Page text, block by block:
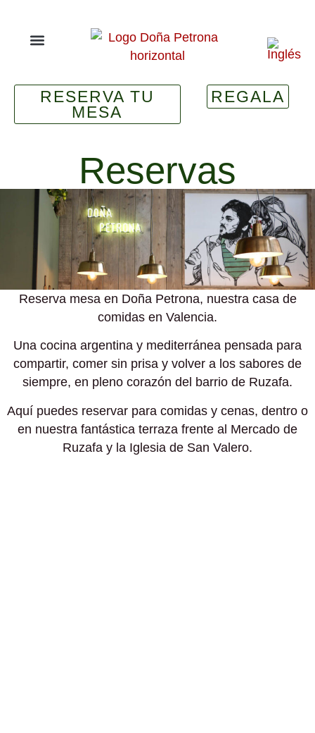
RESERVA TU
MESA
REGALA
Reservas
Reserva mesa en Doña Petrona, nuestra casa de
comidas en Valencia.
Una cocina argentina y mediterránea pensada para
compartir, comer sin prisa y volver a los sabores de
siempre, en pleno corazón del barrio de Ruzafa.
Aquí puedes reservar para comidas y cenas, dentro o
en nuestra fantástica terraza frente al Mercado de
Ruzafa y la Iglesia de San Valero.